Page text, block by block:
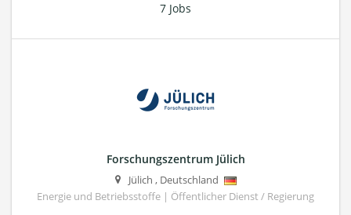
7 Jobs
Forschungszentrum Jülich
Jülich , Deutschland
Energie und Betriebsstoffe | Öffentlicher Dienst / Regierung